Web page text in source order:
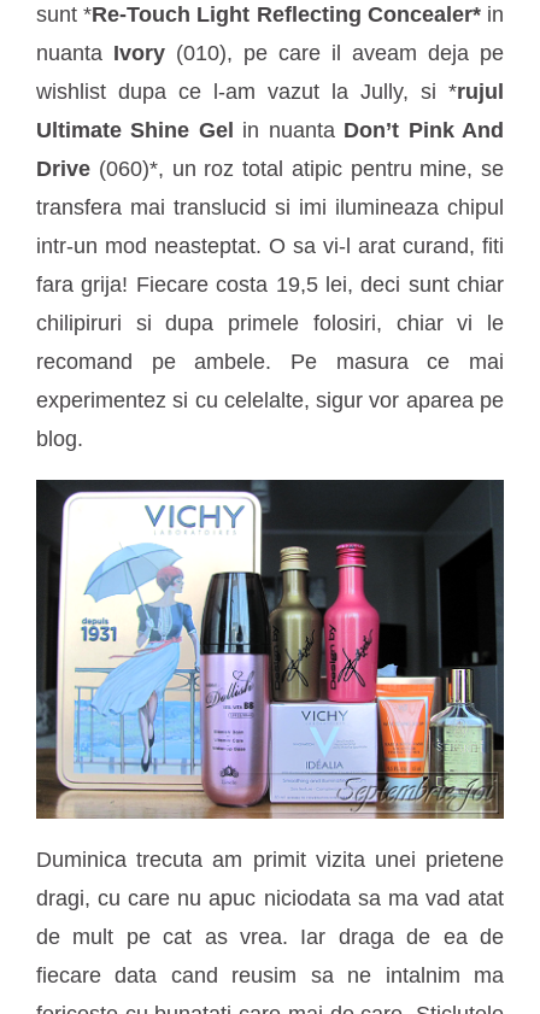
sunt *Re-Touch Light Reflecting Concealer*in
nuanta Ivory (010), pe care il aveam deja pe
wishlist dupa ce l-am vazut la Jully, si *rujul
Ultimate Shine Gel in nuanta Don’t Pink And
Drive (060)*, un roz total atipic pentru mine, se
transfera mai translucid si imi ilumineaza chipul
intr-un mod neasteptat. O sa vi-l arat curand, fiti
fara grija! Fiecare costa 19,5 lei, deci sunt chiar
chilipiruri si dupa primele folosiri, chiar vi le
recomand pe ambele. Pe masura ce mai
experimentez si cu celelalte, sigur vor aparea pe
blog.
Duminica trecuta am primit vizita unei prietene
dragi, cu care nu apuc niciodata sa ma vad atat
de mult pe cat as vrea. Iar draga de ea de
fiecare data cand reusim sa ne intalnim ma